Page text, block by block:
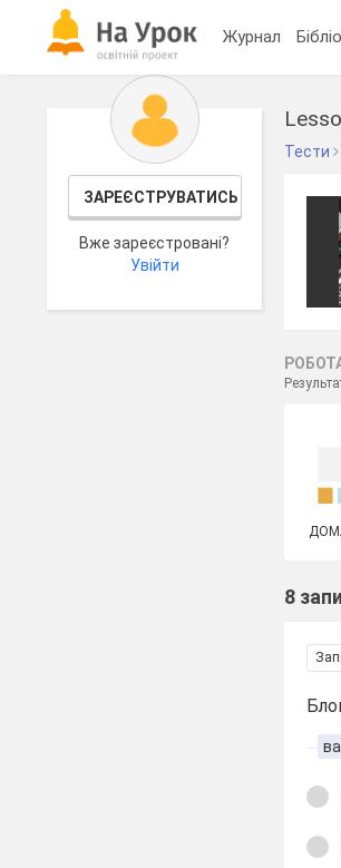
Журнал
ЗАРЕЄСТРУВАТИСЬ
Вже зареєстровані?
Увійти
Тести
8